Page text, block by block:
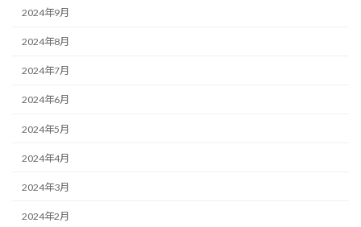
2024年9月
2024年8月
2024年7月
2024年6月
2024年5月
2024年4月
2024年3月
2024年2月